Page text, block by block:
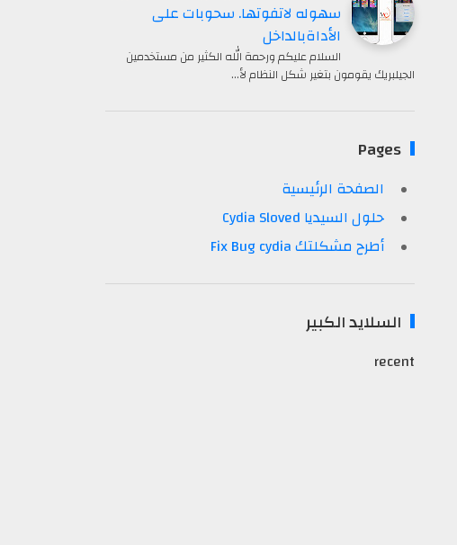
سهوله لاتفوتها. سحوبات على
الأداةبالداخل
السلام عليكم ورحمة الله الكثير من مستخدمين
الجيلبريك يقومون بتغير شكل النظام لأ…
Pages
الصفحة الرئيسية
حلول السيديا Cydia Sloved
أطرح مشكلتك Fix Bug cydia
السلايد الكبير
recent